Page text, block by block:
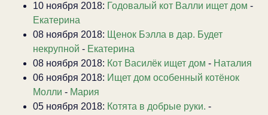
10 ноября 2018: Годовалый кот Валли ищет дом -
Екатерина
08 ноября 2018: Щенок Бэлла в дар. Будет
некрупной - Екатерина
08 ноября 2018: Кот Василёк ищет дом - Наталия
06 ноября 2018: Ищет дом особенный котёнок
Молли - Мария
05 ноября 2018: Котята в добрые руки. -